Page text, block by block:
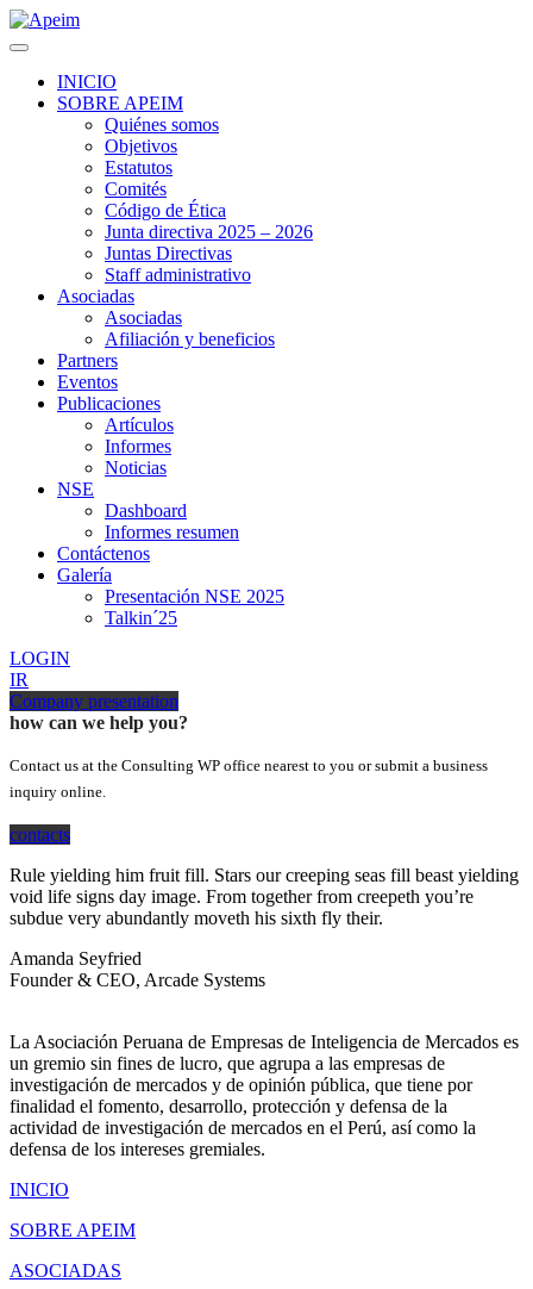
INICIO
SOBRE APEIM
Quiénes somos
Objetivos
Estatutos
Comités
Código de Ética
Junta directiva 2025 – 2026
Juntas Directivas
Staff administrativo
Asociadas
Asociadas
Afiliación y beneficios
Partners
Eventos
Publicaciones
Artículos
Informes
Noticias
NSE
Dashboard
Informes resumen
Contáctenos
Galería
Presentación NSE 2025
Talkin´25
LOGIN
IR
Company presentation
how can we help you?
Contact us at the Consulting WP office nearest to you or submit a business
inquiry online.
contacts
Rule yielding him fruit fill. Stars our creeping seas fill beast yielding
void life signs day image. From together from creepeth you’re
subdue very abundantly moveth his sixth fly their.
Amanda Seyfried
Founder & CEO, Arcade Systems
La Asociación Peruana de Empresas de Inteligencia de Mercados es
un gremio sin fines de lucro, que agrupa a las empresas de
investigación de mercados y de opinión pública, que tiene por
finalidad el fomento, desarrollo, protección y defensa de la
actividad de investigación de mercados en el Perú, así como la
defensa de los intereses gremiales.
INICIO
SOBRE APEIM
ASOCIADAS